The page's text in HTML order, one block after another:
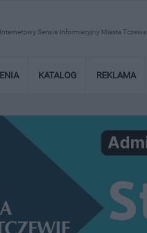
Internetowy Serwis Informacyjny Miasta Tczewa
KATALOG REKLAMA